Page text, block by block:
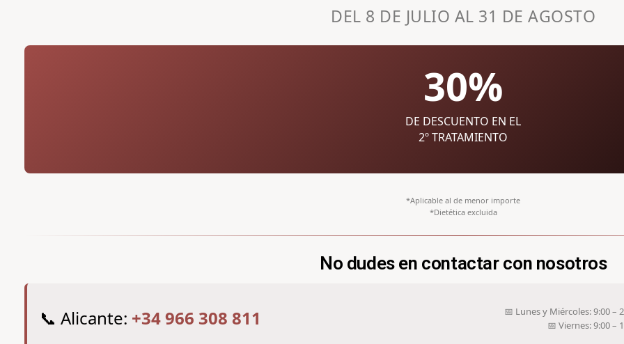
DEL 8 DE JULIO AL 31 DE AGOSTO
30%
DE DESCUENTO EN EL
2º TRATAMIENTO
*Aplicable al de menor importe
*Dietética excluida
No dudes en contactar con nosotros
📞 Alicante: +34 966 308 811
📅 Lunes y Miércoles: 9:00 –
📅 Viernes: 9:00 –